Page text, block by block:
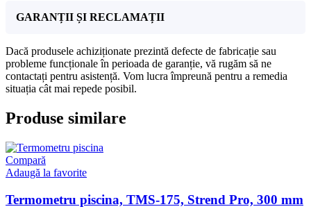
GARANȚII ȘI RECLAMAȚII
Dacă produsele achiziționate prezintă defecte de fabricație sau
probleme funcționale în perioada de garanție, vă rugăm să ne
contactați pentru asistență. Vom lucra împreună pentru a remedia
situația cât mai repede posibil.
Produse similare
Compară
Adaugă la favorite
Termometru piscina, TMS-175, Strend Pro, 300 mm